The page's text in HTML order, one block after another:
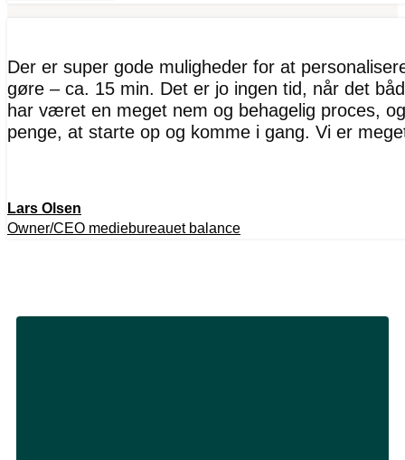
Der er super gode muligheder for at
gøre – ca. 15 min. Det er jo ingen tid, når det
har været en meget nem og behagelig proces,
penge, at starte op og komme i gang. Vi er
Lars Olsen
Owner/CEO mediebureauet balance